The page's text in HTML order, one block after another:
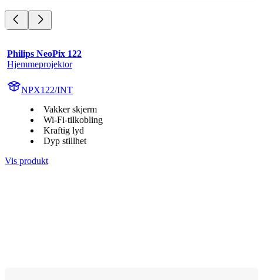
Philips NeoPix 122
Hjemmeprojektor
NPX122/INT
Vakker skjerm
Wi-Fi-tilkobling
Kraftig lyd
Dyp stillhet
Vis produkt